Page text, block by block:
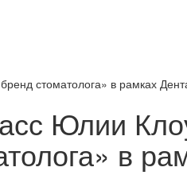
стоматолога» в рамках
Юлии
в